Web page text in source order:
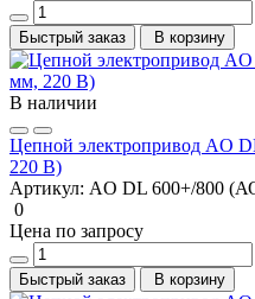
Быстрый заказ В корзину
В наличии
Цепной электропривод AO
220 В)
Артикул: AO DL 600+/800
0
Цена по запросу
Быстрый заказ В корзину